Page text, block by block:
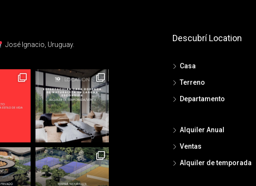
José Ignacio, Uruguay.
Descubrí Location
Casa
Terreno
Departamento
Alquiler Anual
Ventas
Alquiler de temporada